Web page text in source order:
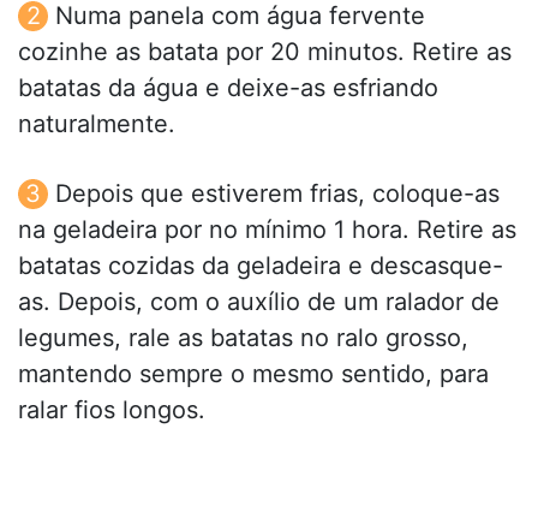
Numa panela com água fervente
cozinhe as batata por 20 minutos. Retire as
batatas da água e deixe-as esfriando
naturalmente.
Depois que estiverem frias, coloque-as
na geladeira por no mínimo 1 hora. Retire as
batatas cozidas da geladeira e descasque-
as. Depois, com o auxílio de um ralador de
legumes, rale as batatas no ralo grosso,
mantendo sempre o mesmo sentido, para
ralar fios longos.